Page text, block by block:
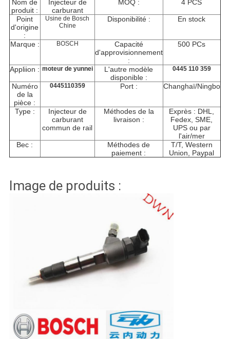
Nom de
produit :
Injecteur de
carburant
MOQ : 4 PCS
Point
d'origine
:
Usine de Bosch
Chine
Disponibilité : En stock
Marque : BOSCH
Capacité
d'approvisionnement
:
500 PCs
Appliion : moteur de yunnei
L'autre modèle
disponible :
0445 110 359
Numéro
de la
pièce :
0445110359 Port : Changhaï/Ningbo
Type :
Injecteur de
carburant
commun de rail
Méthodes de la
livraison :
Exprès : DHL,
Fedex, SME,
UPS ou par
l'air/mer
Bec :
Méthodes de
paiement :
T/T, Western
Union, Paypal
Image de produits :